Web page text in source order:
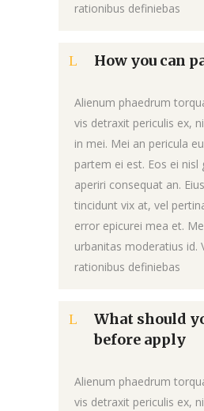
rationibus definiebas
How you can
Alienum phaedrum
vis detraxit periculis ex,
in mei. Mei an pericula
partem ei est. Eos ei nisl
aperiri consequat an.
tincidunt vix at, vel
error epicurei mea et.
urbanitas moderatius id.
rationibus definiebas
What should
before apply
Alienum phaedrum
vis detraxit periculis ex,